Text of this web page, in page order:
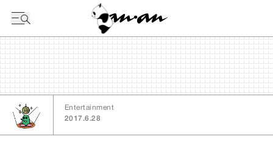
Entertainment
2017.6.28